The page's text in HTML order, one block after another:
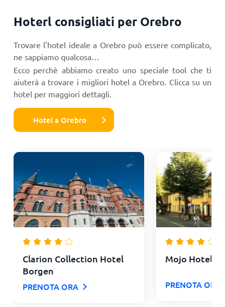
Hoterl consigliati per Orebro
Trovare l'hotel ideale a Orebro può essere complicato,
ne sappiamo qualcosa…
Ecco perchè abbiamo creato uno speciale tool che ti
aiuterà a trovare i migliori hotel a Orebro. Clicca su un
hotel per maggiori dettagli.
Hotel a Orebro
Clarion Collection Hotel
Borgen
PRENOTA ORA
Mojo Hotell
PRENOTA ORA